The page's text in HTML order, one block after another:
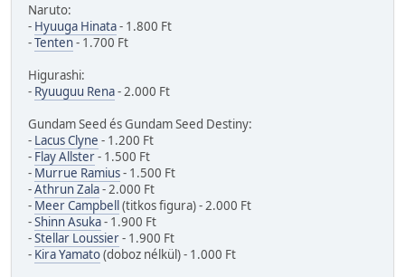
Naruto:
- Hyuuga Hinata- 1.800 Ft
-Tenten- 1.700 Ft
Higurashi:
- Ryuuguu Rena- 2.000 Ft
Gundam Seed és Gundam Seed Destiny:
- Lacus Clyne - 1.200 Ft
- Flay Allster- 1.500 Ft
- Murrue Ramius- 1.500 Ft
-Athrun Zala- 2.000 Ft
- Meer Campbell(titkos figura) - 2.000 Ft
-Shinn Asuka- 1.900 Ft
-Stellar Loussier- 1.900 Ft
- Kira Yamato(doboz nélkül) - 1.000 Ft